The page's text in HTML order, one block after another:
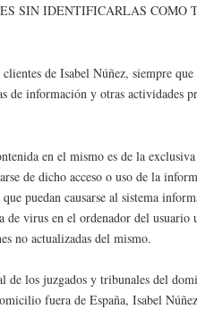
SIN IDENTIFICARLAS COMO
de Isabel Núñez, siempre
de información y otras actividades
en el mismo es de la
de dicho acceso o uso de la
puedan causarse al sistema
de virus en el ordenador del
no actualizadas del mismo.
de los juzgados y tribunales del
fuera de España, Isabel